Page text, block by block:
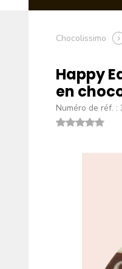
Chocolissimo
Happy
en
Numéro de réf. :